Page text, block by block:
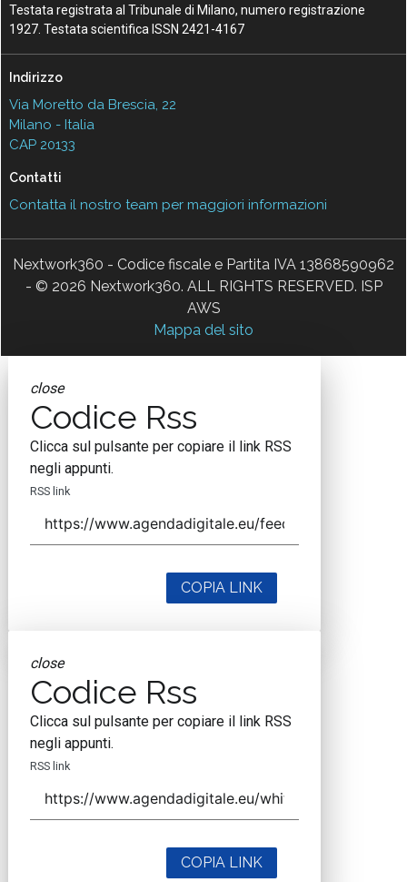
Testata registrata al Tribunale di Milano, numero registrazione
1927. Testata scientifica ISSN 2421-4167
Indirizzo
Via Moretto da Brescia, 22
Milano - Italia
CAP 20133
Contatti
Contatta il nostro team per maggiori informazioni
Nextwork360 - Codice fiscale e Partita IVA 13868590962
- © 2026 Nextwork360. ALL RIGHTS RESERVED. ISP
AWS
Mappa del sito
close
Codice Rss
Clicca sul pulsante per copiare il link RSS
negli appunti.
RSS link
COPIA LINK
close
Codice Rss
Clicca sul pulsante per copiare il link RSS
negli appunti.
RSS link
COPIA LINK